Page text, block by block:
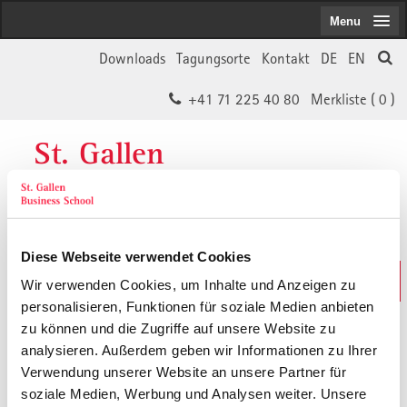
Diese Webseite verwendet Cookies
Wir verwenden Cookies, um Inhalte und Anzeigen zu
personalisieren, Funktionen für soziale Medien anbieten
zu können und die Zugriffe auf unsere Website zu
analysieren. Außerdem geben wir Informationen zu Ihrer
Verwendung unserer Website an unsere Partner für
soziale Medien, Werbung und Analysen weiter. Unsere
EN
DE
Kontakt
Tagungsorte
Downloads
Merkliste ( 0 )
+41 71 225 40 80
St. Gallen
Business School
Weiterbildungs-Suche
In 30 Sekunden das Passende finden
Menu
Der von Ihnen gesuchte Inhalt ist